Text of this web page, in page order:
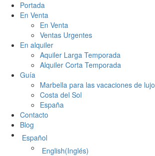
Portada
En Venta
En Venta
Ventas Urgentes
En alquiler
Aquiler Larga Temporada
Alquiler Corta Temporada
Guía
Marbella para las vacaciones de lujo
Costa del Sol
España
Contacto
Blog
Español
English(Inglés)